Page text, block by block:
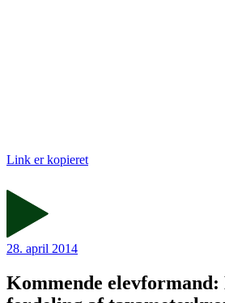
Link er kopieret
28. april 2014
Kommende